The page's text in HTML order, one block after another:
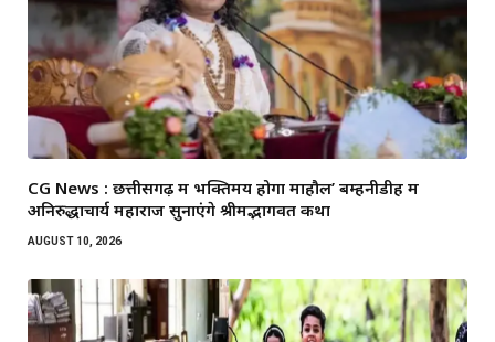
CG News : छत्तीसगढ़ में भक्तिमय होगा माहौल’ बम्हनीडीह में
अनिरुद्धाचार्य महाराज सुनाएंगे श्रीमद्भागवत कथा
AUGUST 10, 2026